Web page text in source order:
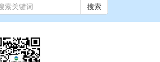
搜索